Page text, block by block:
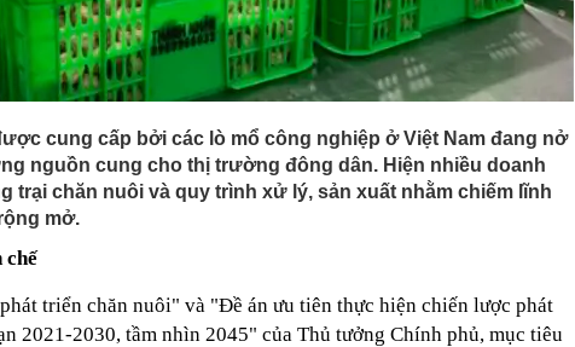
cung cấp bởi các lò mổ công nghiệp ở Việt Nam đang nở
nguồn cung cho thị trường đông dân. Hiện nhiều doanh
trại chăn nuôi và quy trình xử lý, sản xuất nhằm chiếm lĩnh
mở.
chế
triển chăn nuôi" và "Đề án ưu tiên thực hiện chiến lược phát
2021-2030, tầm nhìn 2045" của Thủ tưởng Chính phủ, mục tiêu